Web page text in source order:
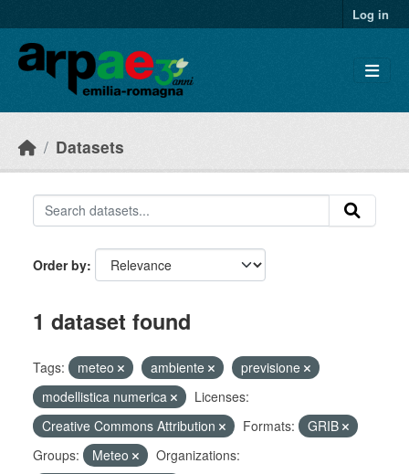
Log in
Datasets
Order by
1 dataset found
Tags: meteo ambiente
previsione
modellistica numerica
Licenses:
Creative Commons Attribution
Formats:
GRIB
Groups:
Meteo
Organizations: